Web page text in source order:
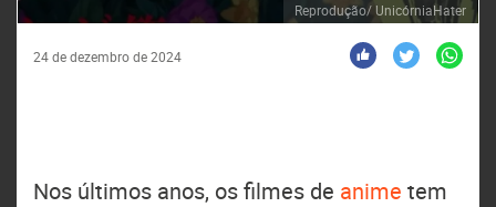
Reprodução/ UnicórniaHater
24 de dezembro de 2024
Nos últimos anos, os filmes de anime tem